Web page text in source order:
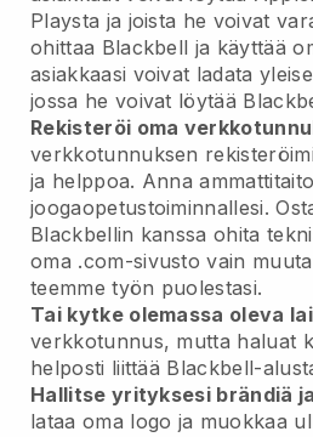
Playsta ja joista he voivat
ohittaa Blackbell ja käyttää
asiakkaasi voivat ladata
jossa he voivat löytää
Rekisteröi oma
verkkotunnuksen
ja helppoa. Anna
joogaopetustoiminnallesi.
Blackbellin kanssa ohita
oma .com-sivusto vain
teemme työn puolestasi.
Tai kytke olemassa oleva
verkkotunnus, mutta haluat
helposti liittää Blackbell-
Hallitse yrityksesi brändiä
lataa oma logo ja muokkaa